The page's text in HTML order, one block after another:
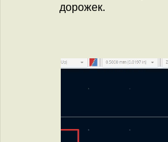
дорожек.